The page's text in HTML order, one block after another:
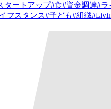
タートアップ#食#資金調達#ラ
フスタンス#子ども#組織#